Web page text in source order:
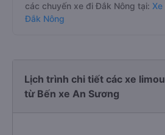
các chuyến xe đi Đắk Nông tại:
Đắk Nông
Lịch trình chi tiết các xe
từ Bến xe An Sương